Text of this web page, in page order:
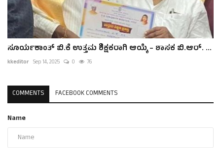
ಸೂರ್ಯಕಾಂತ್ ಬಿ.ಕೆ ಉತ್ತಮ ಶಿಕ್ಷಕರಾಗಿ ಆಯ್ಕೆ – ಶಾಸಕ ಬಿ.ಆರ್. ...
kkeditor Sep 14, 2025 0 76
COMMENTS FACEBOOK COMMENTS
Name